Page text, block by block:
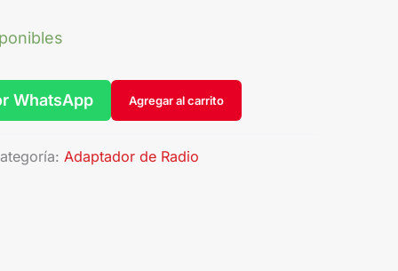
Agregar al carrito
WhatsApp
Adaptador de Radio